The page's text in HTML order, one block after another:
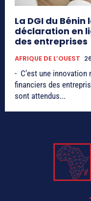
La DGI du
déclaration en
des entreprises
AFRIQUE DE L’OUEST
- C’est une innovation
financiers des
sont attendus...